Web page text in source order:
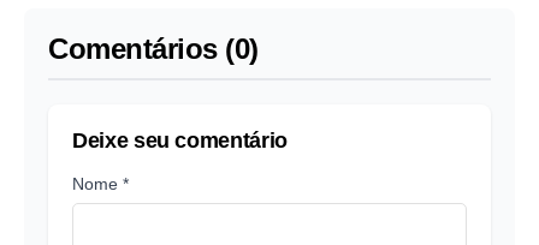
Comentários (0)
Deixe seu comentário
Nome *